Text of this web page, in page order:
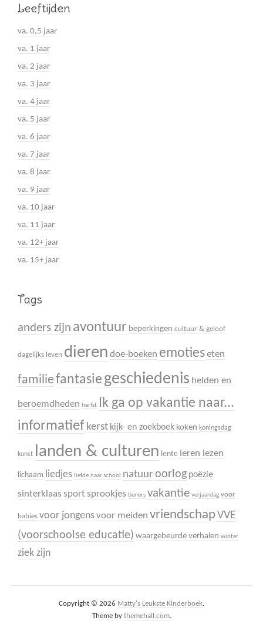
Leeftijden
va. 0,5 jaar
va. 1 jaar
va. 2 jaar
va. 3 jaar
va. 4 jaar
va. 5 jaar
va. 6 jaar
va. 7 jaar
va. 8 jaar
va. 9 jaar
va. 10 jaar
va. 11 jaar
va. 12+ jaar
va. 15+ jaar
Tags
anders zijn avontuur beperkingen cultuur & geloof
dagelijks leven dieren doe-boeken emotieseten
familiefantasie geschiedenis helden en
beroemdheden herfst Ik ga op vakantie naar...
informatief kerst kijk- en zoekboek koken koningsdag
kunst landen & culturen lente leren lezen
lichaam liedjes liefde naar school natuur oorlog poëzie
sinterklaas sport sprookjes tieners vakantie verjaardag voor
babies voor jongensvoor meiden vriendschapVVE
(voorschoolse educatie) waargebeurde verhalen winter
ziek zijn
Copyright © 2026 Matty's Leukste Kinderboek.
Theme by themehall.com.